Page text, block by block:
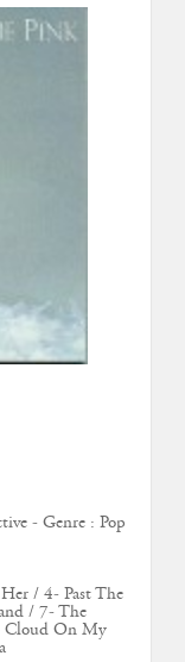
- Genre : Pop
/ 4- Past The
/ 7- The
Cloud On My